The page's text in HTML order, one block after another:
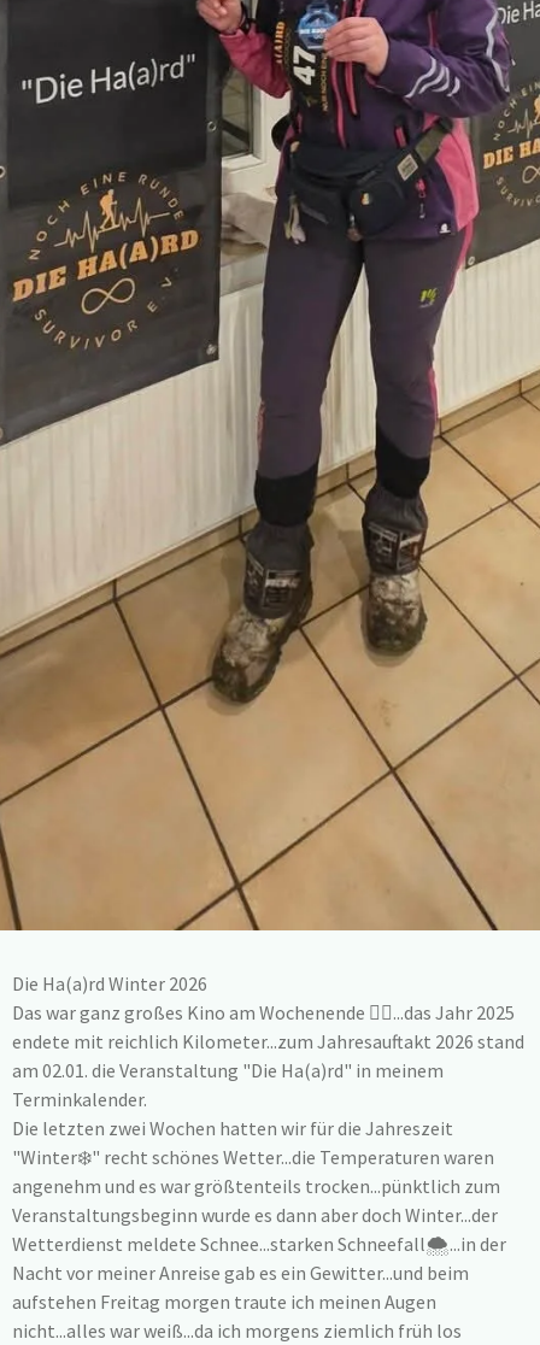
Die Ha(a)rd Winter 2026
Das war ganz großes Kino am Wochenende 🚶‍♀️...das Jahr 2025
endete mit reichlich Kilometer...zum Jahresauftakt 2026 stand
am 02.01. die Veranstaltung "Die Ha(a)rd" in meinem
Terminkalender.
Die letzten zwei Wochen hatten wir für die Jahreszeit
"Winter❄️" recht schönes Wetter...die Temperaturen waren
angenehm und es war größtenteils trocken...pünktlich zum
Veranstaltungsbeginn wurde es dann aber doch Winter...der
Wetterdienst meldete Schnee...starken Schneefall🌨...in der
Nacht vor meiner Anreise gab es ein Gewitter...und beim
aufstehen Freitag morgen traute ich meinen Augen
nicht...alles war weiß...da ich morgens ziemlich früh los